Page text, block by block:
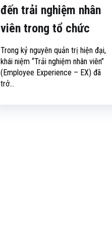
đến trải nghiệm nhân
viên trong tổ chức
Trong kỷ nguyên quản trị hiện đại,
khái niệm “Trải nghiệm nhân viên”
(Employee Experience – EX) đã
trở...